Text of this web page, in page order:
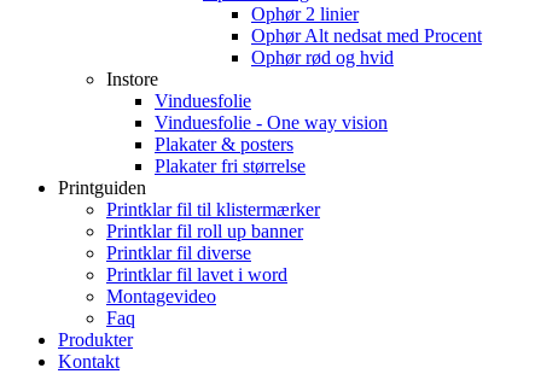
Ophør 2 linier
Ophør Alt nedsat med Procent
Ophør rød og hvid
Instore
Vinduesfolie
Vinduesfolie - One way vision
Plakater & posters
Plakater fri størrelse
Printguiden
Printklar fil til klistermærker
Printklar fil roll up banner
Printklar fil diverse
Printklar fil lavet i word
Montagevideo
Faq
Produkter
Kontakt